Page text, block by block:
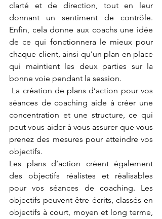
clarté et de direction, tout en leur
donnant un sentiment de contrôle.
Enfin, cela donne aux coachs une idée
de ce qui fonctionnera le mieux pour
chaque client, ainsi qu’un plan en place
qui maintient les deux parties sur la
bonne voie pendant la session.
séances de coaching aide à créer une
concentration et une structure, ce qui
peut vous aider à vous assurer que vous
prenez des mesures pour atteindre vos
objectifs.
Les plans d’action créent également
des objectifs réalistes et réalisables
pour vos séances de coaching. Les
objectifs peuvent être écrits, classés en
objectifs à court, moyen et long terme,